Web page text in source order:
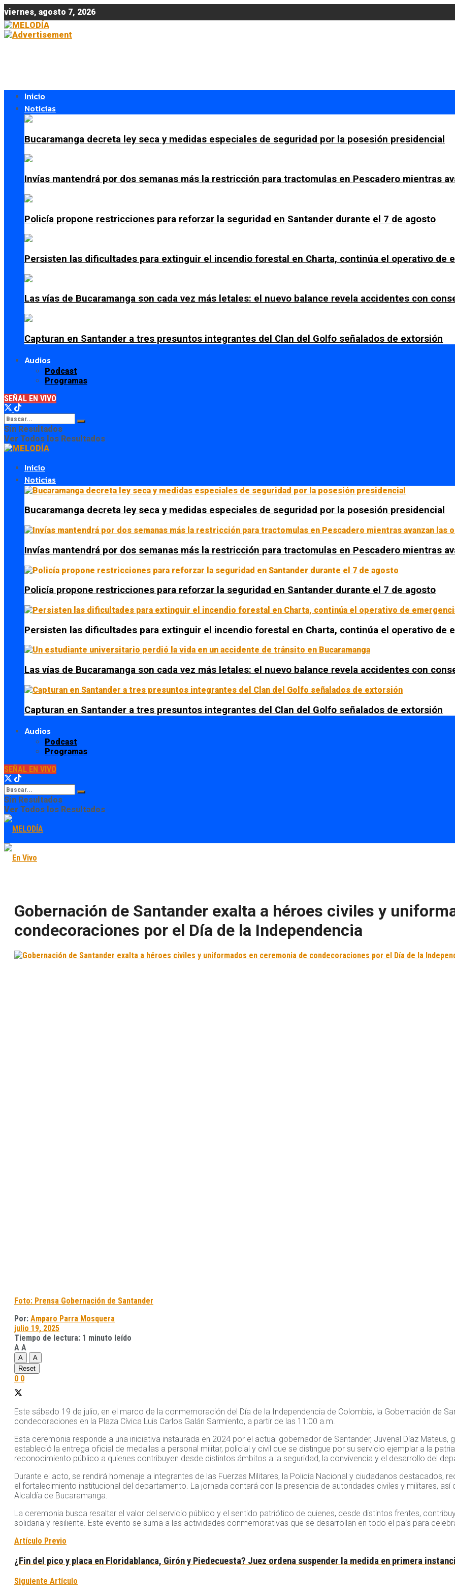
viernes, agosto 7, 2026
Inicio
Noticias
Bucaramanga decreta ley seca y medidas especiales de seguridad por la posesión presidencial
Invías mantendrá por dos semanas más la restricción para tractomulas en Pescadero mientras
Policía propone restricciones para reforzar la seguridad en Santander durante el 7 de agosto
Persisten las dificultades para extinguir el incendio forestal en Charta, continúa el operativo de
Las vías de Bucaramanga son cada vez más letales: el nuevo balance revela accidentes con
Capturan en Santander a tres presuntos integrantes del Clan del Golfo señalados de extorsión
Audios
Podcast
Programas
SEÑAL EN VIVO
Sin Resultados
Ver Todos los Resultados
Inicio
Noticias
Bucaramanga decreta ley seca y medidas especiales de seguridad por la posesión presidencial
Invías mantendrá por dos semanas más la restricción para tractomulas en Pescadero mientras
Policía propone restricciones para reforzar la seguridad en Santander durante el 7 de agosto
Persisten las dificultades para extinguir el incendio forestal en Charta, continúa el operativo de
Las vías de Bucaramanga son cada vez más letales: el nuevo balance revela accidentes con
Capturan en Santander a tres presuntos integrantes del Clan del Golfo señalados de extorsión
Audios
Podcast
Programas
SEÑAL EN VIVO
Sin Resultados
Ver Todos los Resultados
Gobernación de Santander exalta a héroes civiles y
condecoraciones por el Día de la Independencia
Foto: Prensa Gobernación de Santander
Por: Amparo Parra Mosquera
julio 19, 2025
Tiempo de lectura: 1 minuto leído
A A
A
A
Reset
0 0
Este sábado 19 de julio, en el marco de la conmemoración del Día de la Independencia de Colombia, la Gobernación de
condecoraciones en la Plaza Cívica Luis Carlos Galán Sarmiento, a partir de las 11:00 a.m.
Esta ceremonia responde a una iniciativa instaurada en 2024 por el actual gobernador de Santander, Juvenal Díaz Mateus,
estableció la entrega oficial de medallas a personal militar, policial y civil que se distingue por su servicio ejemplar a la
reconocimiento público a quienes contribuyen desde distintos ámbitos a la seguridad, la convivencia y el desarrollo del
Durante el acto, se rendirá homenaje a integrantes de las Fuerzas Militares, la Policía Nacional y ciudadanos destacados,
el fortalecimiento institucional del departamento. La jornada contará con la presencia de autoridades civiles y militares,
Alcaldía de Bucaramanga.
La ceremonia busca resaltar el valor del servicio público y el sentido patriótico de quienes, desde distintos frentes,
solidaria y resiliente. Este evento se suma a las actividades conmemorativas que se desarrollan en todo el país para
Artículo Previo
¿Fin del pico y placa en Floridablanca, Girón y Piedecuesta? Juez ordena suspender la medida en primera
Siguiente Artículo